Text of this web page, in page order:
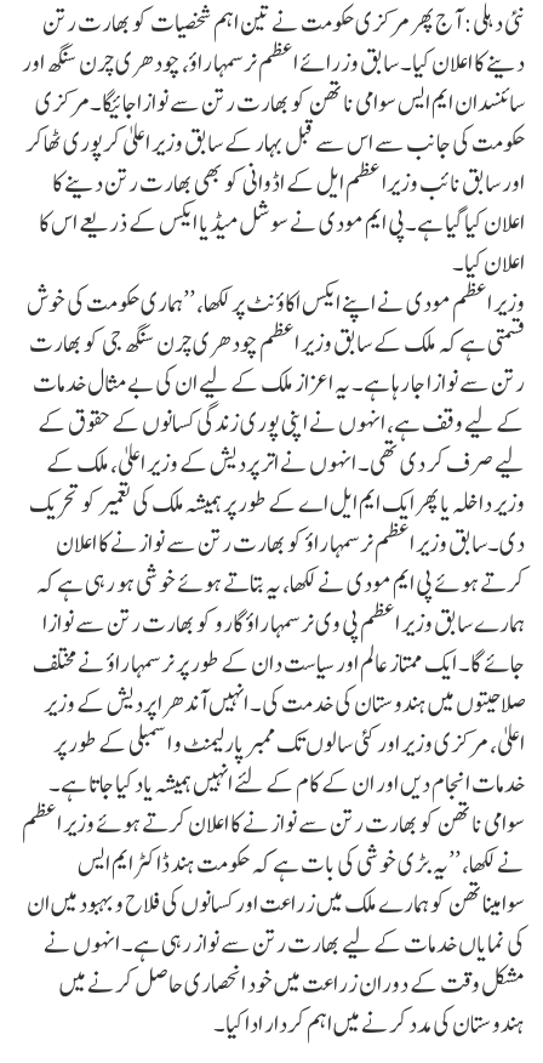
نئی دہلی: آج پھر مرکزی حکومت نے تین اہم شخصیات کو بھارت رتن
دینے کا اعلان کیا۔ سابق وزرائے اعظم نرسمہا راؤ، چودھری چرن سنگھ اور
سائنسدان ایم ایس سوامی ناتھن کو بھارت رتن سے نوازاجائیگا۔مرکزی
حکومت کی جانب سے اس سے قبل بہار کے سابق وزیر اعلیٰ کرپوری ٹھاکر
اور سابق نائب وزیرا عظم ایل کے اڈوانی کو بھی بھارت رتن دینے کا
اعلان کیا گیا ہے۔پی ایم مودی نے سوشل میڈیا ایکس کے ذریعے اس کا
اعلان کیا۔
وزیر اعظم مودی نے اپنے ایکس اکاؤنٹ پر لکھا، ’’ہماری حکومت کی خوش
قسمتی ہے کہ ملک کے سابق وزیر اعظم چودھری چرن سنگھ جی کو بھارت
رتن سے نوازا جا رہا ہے۔ یہ اعزاز ملک کے لیے ان کی بے مثال خدمات
کے لیے وقف ہے، انہوں نے اپنی پوری زندگی کسانوں کے حقوق کے
لیے صرف کر دی تھی۔ انہوں نے اتر پردیش کے وزیر اعلیٰ، ملک کے
وزیر داخلہ یا پھر ایک ایم ایل اے کے طور پر ہمیشہ ملک کی تعمیر کو تحریک
دی۔سابق وزیر اعظم نرسمہا راؤ کو بھارت رتن سے نوازنے کا اعلان
کرتے ہوئے پی ایم مودی نے لکھا، یہ بتاتے ہوئے خوشی ہو رہی ہے کہ
ہمارے سابق وزیر اعظم پی وی نرسمہا راؤ گارو کو بھارت رتن سے نوازا
جائے گا۔ ایک ممتاز عالم اور سیاست دان کے طور پر نرسمہا راؤ نے مختلف
صلاحیتوں میں ہندوستان کی خدمت کی۔ انہیں آندھرا پردیش کے وزیر
اعلیٰ، مرکزی وزیر اور کئی سالوں تک ممبر پارلیمنٹ و اسمبلی کے طور پر
خدمات انجام دیں اور ان کے کام کے لئے انہیں ہمیشہ یاد کیا جاتا ہے۔
سوامی ناتھن کو بھارت رتن سے نوازنے کا اعلان کرتے ہوئے وزیر اعظم
نے لکھا، ’’یہ بڑی خوشی کی بات ہے کہ حکومت ہند ڈاکٹر ایم ایس
سوامیناتھن کو ہمارے ملک میں زراعت اور کسانوں کی فلاح و بہبود میں ان
کی نمایاں خدمات کے لیے بھارت رتن سے نواز رہی ہے۔ انہوں نے
مشکل وقت کے دوران زراعت میں خود انحصاری حاصل کرنے میں
ہندوستان کی مدد کرنے میں اہم کردار ادا کیا۔